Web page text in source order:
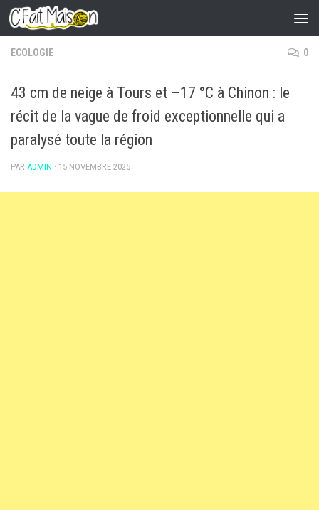
Skip to content
ECOLOGIE 0
43 cm de neige à Tours et –17 °C à Chinon : le
récit de la vague de froid exceptionnelle qui a
paralysé toute la région
PAR ADMIN · 15 NOVEMBRE 2025